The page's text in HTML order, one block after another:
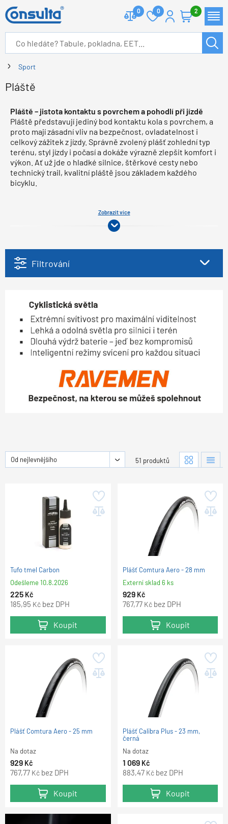
0 0 2
Sport
Pláště
Pláště – jistota kontaktu s povrchem a pohodlí při jízdě
Pláště představují jediný bod kontaktu kola s povrchem, a
proto mají zásadní vliv na bezpečnost, ovladatelnost i
celkový zážitek z jízdy. Správně zvolený plášť zohlední typ
terénu, styl jízdy i počasí a dokáže výrazně zlepšit komfort i
výkon. Ať už jde o hladké silnice, štěrkové cesty nebo
technický trail, kvalitní pláště jsou základem každého
bicyklu.
Zobrazit více
Filtrování
Od nejlevnějšího 51 produktů
Tufo tmel Carbon
Odešleme10.8.2026
225 Kč
185,95 Kč bez DPH
Koupit
Plášť Comtura Aero - 28 mm
Externí sklad 6 ks
929 Kč
767,77 Kč bez DPH
Koupit
Plášť Comtura Aero - 25 mm
Na dotaz
929 Kč
767,77 Kč bez DPH
Koupit
Plášť Calibra Plus - 23 mm,
černá
Na dotaz
1 069 Kč
883,47 Kč bez DPH
Koupit